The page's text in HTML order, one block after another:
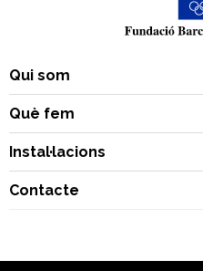
Qui som
Què fem
Instal·lacions
Contacte